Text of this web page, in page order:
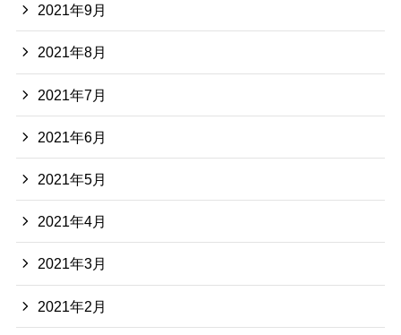
2021年9月
2021年8月
2021年7月
2021年6月
2021年5月
2021年4月
2021年3月
2021年2月